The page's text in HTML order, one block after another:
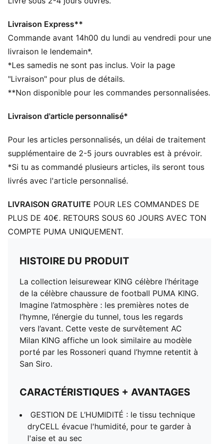
évacue l'humidité, pour te garder à l'aise et au sec
Confectionné avec un minimum de 50 % de matériaux
recyclés
Conçu pour : Lifestyle par PUMA
Coupe : Serrée
Longueur : Veste standard
Matière principale : Piqué
Manches longues
Logos et détails AC Milan et PUMA
PUMA Enfant et Adolescent : recommandé pour les
enfants et les ados, de 8 à 16 ans
Livraison Express**
Commande avant 14h00 du lundi au vendredi pour une
livraison le lendemain*.
*Les samedis ne sont pas inclus. Voir la page
"Livraison" pour plus de détails.
**Non disponible pour les commandes personnalisées.
Livraison d'article personnalisé*
Pour les articles personnalisés, un délai de traitement
supplémentaire de 2-5 jours ouvrables est à prévoir.
*Si tu as commandé plusieurs articles, ils seront tous
livrés avec l'article personnalisé.
LIVRAISON GRATUITE POUR LES COMMANDES DE
PLUS DE 40€. RETOURS SOUS 60 JOURS AVEC TON
COMPTE PUMA UNIQUEMENT.
HISTOIRE DU PRODUIT
La collection leisurewear KING célèbre l’héritage
de la célèbre chaussure de football PUMA KING.
Imagine l’atmosphère : les premières notes de
l’hymne, l’énergie du tunnel, tous les regards
vers l’avant. Cette veste de survêtement AC
Milan KING affiche un look similaire au modèle
porté par les Rossoneri quand l’hymne retentit à
San Siro.
CARACTÉRISTIQUES + AVANTAGES
GESTION DE L’HUMIDITÉ : le tissu technique
dryCELL évacue l'humidité, pour te garder à
l'aise et au sec